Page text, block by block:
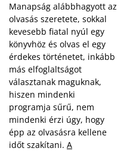
Manapság alábbhagyott az
olvasás szeretete, sokkal
kevesebb fiatal nyúl egy
könyvhöz és olvas el egy
érdekes történetet, inkább
más elfoglaltságot
választanak maguknak,
hiszen mindenki
programja sűrű, nem
mindenki érzi úgy, hogy
épp az olvasásra kellene
időt szakítani. A